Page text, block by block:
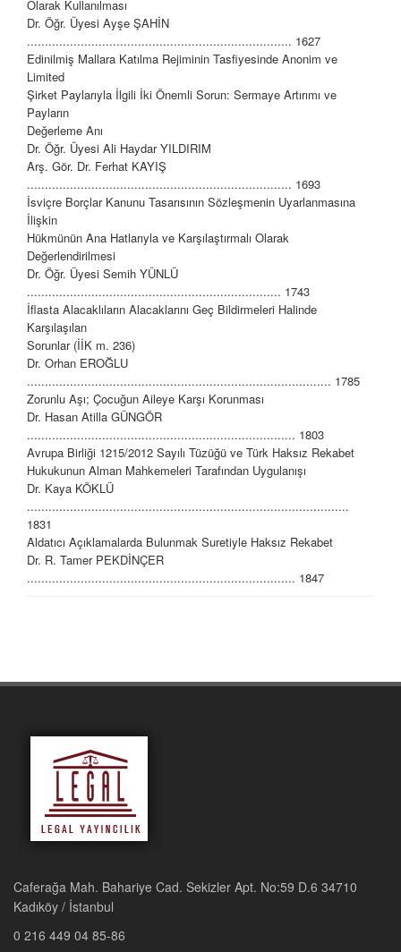
Olarak Kullanılması
Dr. Öğr. Üyesi Ayşe ŞAHİN
.......................................................................... 1627
Edinilmiş Mallara Katılma Rejiminin Tasfiyesinde Anonim ve
Limited
Şirket Paylarıyla İlgili İki Önemli Sorun: Sermaye Artırımı ve
Payların
Değerleme Anı
Dr. Öğr. Üyesi Ali Haydar YILDIRIM
Arş. Gör. Dr. Ferhat KAYIŞ
.......................................................................... 1693
İsviçre Borçlar Kanunu Tasarısının Sözleşmenin Uyarlanmasına
İlişkin
Hükmünün Ana Hatlarıyla ve Karşılaştırmalı Olarak
Değerlendirilmesi
Dr. Öğr. Üyesi Semih YÜNLÜ
....................................................................... 1743
İflasta Alacaklıların Alacaklarını Geç Bildirmeleri Halinde
Karşılaşılan
Sorunlar (İİK m. 236)
Dr. Orhan EROĞLU
..................................................................................... 1785
Zorunlu Aşı; Çocuğun Aileye Karşı Korunması
Dr. Hasan Atilla GÜNGÖR
........................................................................... 1803
Avrupa Birliği 1215/2012 Sayılı Tüzüğü ve Türk Haksız Rekabet
Hukukunun Alman Mahkemeleri Tarafından Uygulanışı
Dr. Kaya KÖKLÜ
..........................................................................................
1831
Aldatıcı Açıklamalarda Bulunmak Suretiyle Haksız Rekabet
Dr. R. Tamer PEKDİNÇER
........................................................................... 1847
Caferağa Mah. Bahariye Cad. Sekizler Apt. No:59 D.6 34710
Kadıköy / İstanbul
0 216 449 04 85-86